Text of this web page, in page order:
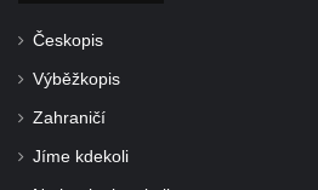
Českopis
Výběžkopis
Zahraničí
Jíme kdekoli